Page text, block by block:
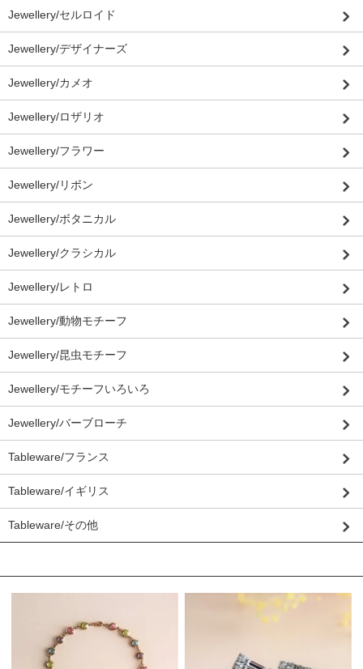
Jewellery/セルロイド
Jewellery/デザイナーズ
Jewellery/カメオ
Jewellery/ロザリオ
Jewellery/フラワー
Jewellery/リボン
Jewellery/ボタニカル
Jewellery/クラシカル
Jewellery/レトロ
Jewellery/動物モチーフ
Jewellery/昆虫モチーフ
Jewellery/モチーフいろいろ
Jewellery/バーブローチ
Tableware/フランス
Tableware/イギリス
Tableware/その他